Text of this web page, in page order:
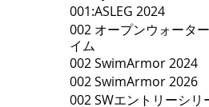
001:ASLEG 2024
002 オープンウォータ
イム
002 SwimArmor 2024
002 SwimArmor 2026
002 SWエントリーシリ